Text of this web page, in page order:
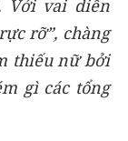
Với vai diễn
rỡ”, chàng
thiếu nữ bởi
gì các tổng